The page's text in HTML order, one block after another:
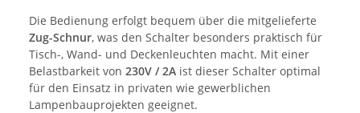
Die Bedienung erfolgt bequem über die mitgelieferte
Zug-Schnur, was den Schalter besonders praktisch für
Tisch-, Wand- und Deckenleuchten macht. Mit einer
Belastbarkeit von 230V / 2A ist dieser Schalter optimal
für den Einsatz in privaten wie gewerblichen
Lampenbauprojekten geeignet.